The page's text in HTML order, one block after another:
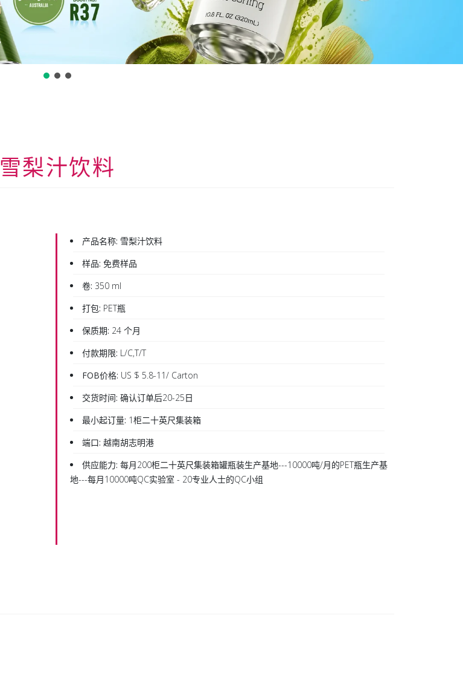
雪梨汁饮料
产品名称: 雪梨汁饮料
样品: 免费样品
卷: 350 ml
打包: PET瓶
保质期: 24 个月
付款期限: L/C,T/T
FOB价格: US $ 5.8-11/ Carton
交货时间: 确认订单后20-25日
最小起订量: 1柜二十英尺集装箱
端口: 越南胡志明港
供应能力: 每月200柜二十英尺集装箱罐瓶装生产基地---10000吨/月的PET瓶生产基
地---每月10000吨QC实验室 - 20专业人士的QC小组